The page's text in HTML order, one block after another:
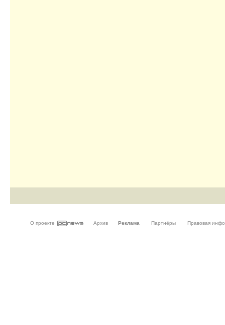
О проекте Архив Реклама Партнёры Правовая